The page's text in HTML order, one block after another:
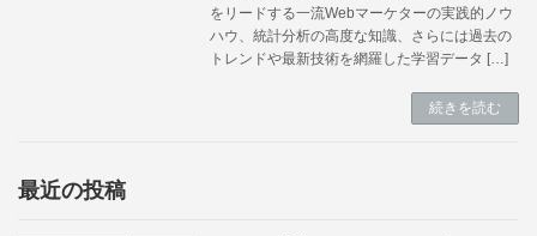
をリードする一流Webマーケターの実践的ノウ
ハウ、統計分析の高度な知識、さらには過去の
トレンドや最新技術を網羅した学習データ […]
続きを読む
最近の投稿